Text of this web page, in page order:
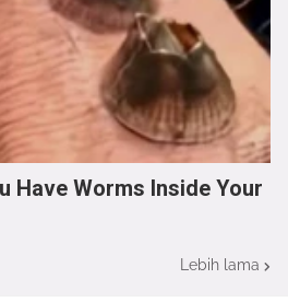
Have Worms Inside Your
Lebih lama